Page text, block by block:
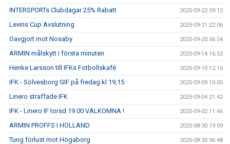
INTERSPORTs Clubdagar 25% Rabatt 2025-09-22 09:12
Levins Cup Avslutning 2025-09-21 22:06
Oavgjort mot Nosaby 2025-09-20 06:54
ARMIN målskytt i första minuten 2025-09-14 16:53
Henke Larsson till IFKs Fotbollskafé 2025-09-10 12:16
IFK - Sölvesborg GIF på fredag kl 19,15 2025-09-09 10:05
Linero straffade IFK 2025-09-04 21:42
IFK - Linero IF torsd 19.00 VÄLKOMNA ! 2025-09-02 11:46
ARMIN PROFFS I HOLLAND 2025-08-30 19:09
Tung förlust mot Högaborg 2025-08-30 06:48